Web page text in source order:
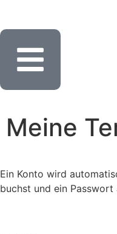
Meine
Ein Konto wird
buchst und ein Passwort